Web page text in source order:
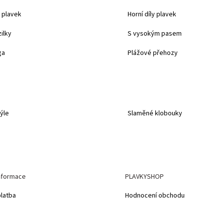
Horní díly plavek
S vysokým pasem
Plážové přehozy
Slaměné klobouky
PLAVKYSHOP
Hodnocení obchodu